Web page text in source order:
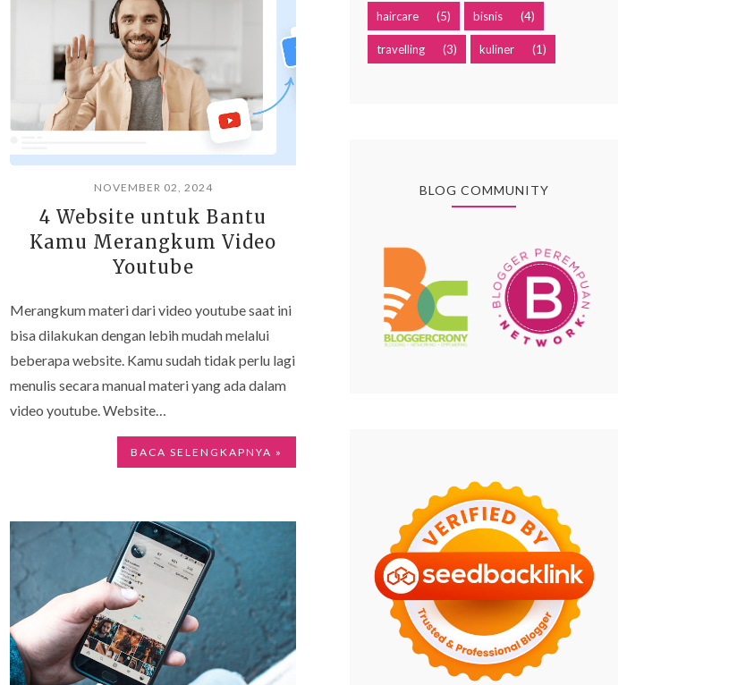
NOVEMBER 02, 2024
4 Website untuk Bantu
Kamu Merangkum Video
Youtube
Merangkum materi dari video youtube saat ini
bisa dilakukan dengan lebih mudah melalui
beberapa website. Kamu sudah tidak perlu lagi
menulis secara manual materi yang ada dalam
video youtube. Website…
BACA SELENGKAPNYA »
haircare (5) bisnis (4)
travelling (3) kuliner (1)
BLOG COMMUNITY